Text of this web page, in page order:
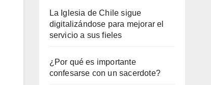
La Iglesia de Chile sigue
digitalizándose para mejorar el
servicio a sus fieles
¿Por qué es importante
confesarse con un sacerdote?